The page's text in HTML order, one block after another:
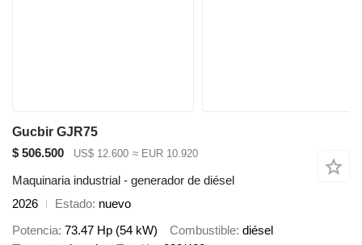
Gucbir GJR75
$ 506.500
US$ 12.600 ≈ EUR 10.920
Maquinaria industrial - generador de diésel
2026
Estado nuevo
Potencia 73.47 Hp (54 kW) Combustible diésel